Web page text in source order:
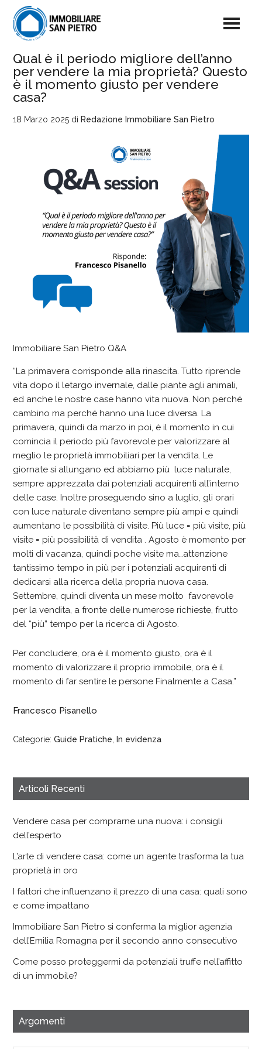
Qual è il periodo migliore dell’anno
per vendere la mia proprietà? Questo
è il momento giusto per vendere
casa?
18 Marzo 2025 di Redazione Immobiliare San Pietro
Immobiliare San Pietro Q&A
“La primavera corrisponde alla rinascita. Tutto riprende
vita dopo il letargo invernale, dalle piante agli animali,
ed anche le nostre case hanno vita nuova. Non perché
cambino ma perché hanno una luce diversa. La
primavera, quindi da marzo in poi, è il momento in cui
comincia il periodo più favorevole per valorizzare al
meglio le proprietà immobiliari per la vendita. Le
giornate si allungano ed abbiamo più luce naturale,
sempre apprezzata dai potenziali acquirenti all’interno
delle case. Inoltre proseguendo sino a luglio, gli orari
con luce naturale diventano sempre più ampi e quindi
aumentano le possibilità di visite. Più luce = più visite, più
visite = più possibilità di vendita . Agosto è momento per
molti di vacanza, quindi poche visite ma…attenzione
tantissimo tempo in più per i potenziali acquirenti di
dedicarsi alla ricerca della propria nuova casa.
Settembre, quindi diventa un mese molto favorevole
per la vendita, a fronte delle numerose richieste, frutto
del “più” tempo per la ricerca di Agosto.
Per concludere, ora è il momento giusto, ora è il
momento di valorizzare il proprio immobile, ora è il
momento di far sentire le persone Finalmente a Casa.”
Francesco Pisanello
Categorie:Guide Pratiche ,In evidenza
Articoli Recenti
Vendere casa per comprarne una nuova: i consigli
dell’esperto
L’arte di vendere casa: come un agente trasforma la tua
proprietà in oro
I fattori che influenzano il prezzo di una casa: quali sono
e come impattano
Immobiliare San Pietro si conferma la miglior agenzia
dell’Emilia Romagna per il secondo anno consecutivo
Come posso proteggermi da potenziali truffe nell’affitto
di un immobile?
Argomenti